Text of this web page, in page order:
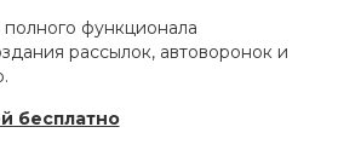
функционала
рассылок, автоворонок и
бесплатно